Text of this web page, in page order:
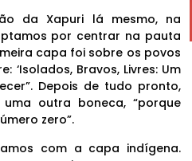
da Xapuri lá mesmo, na
por centrar na pauta
capa foi sobre os povos
‘Isolados, Bravos, Livres: Um
Depois de tudo pronto,
outra boneca, “porque
zero”.
com a capa indígena.